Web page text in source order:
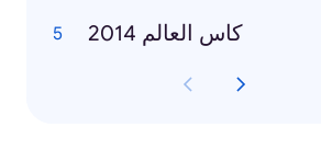
كاس العالم 2014